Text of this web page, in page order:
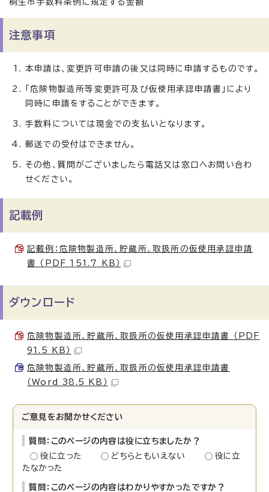
桐生市手数料条例に規定する金額
注意事項
本申請は、変更許可申請の後又は同時に申請するものです。
「危険物製造所等変更許可及び仮使用承認申請書」により
同時に申請をすることができます。
手数料については現金での支払いとなります。
郵送での受付はできません。
その他、質問がございましたら電話又は窓口へお問い合わ
せください。
記載例
記載例：危険物製造所、貯蔵所、取扱所の仮使用承認申請
書 （PDF 151.7 KB）
ダウンロード
危険物製造所、貯蔵所、取扱所の仮使用承認申請書 （PDF
91.5 KB）
危険物製造所、貯蔵所、取扱所の仮使用承認申請書
（Word 38.5 KB）
ご意見をお聞かせください
質問：このページの内容は役に立ちましたか？
役に立った
どちらともいえない
役に立
たなかった
質問：このページの内容はわかりやすかったですか？